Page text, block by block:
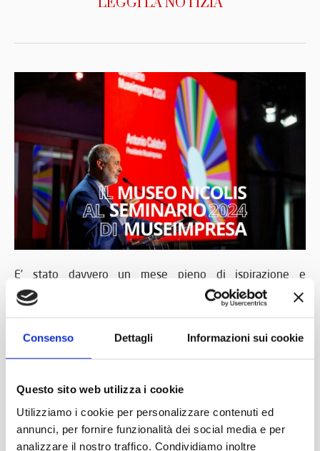
Consenso Dettagli Informazioni sui cookie
Questo sito web utilizza i cookie
Utilizziamo i cookie per personalizzare contenuti ed
annunci, per fornire funzionalità dei social media e per
analizzare il nostro traffico. Condividiamo inoltre
E’ stato davvero un mese pieno di ispirazione e
nutrimento per la mente e il cuore! Abbiamo
partecipato al
, di cui sono
vicepresidente, che ha riunito a Torino150 archivi e
“La cultura d’impresa è pop”è stato il filo conduttore
un evento durato tre giorni con relatori di rilievo, tra cui il
presidenteAntonio Calabrò(Pirelli),Alessandra
Bianco(Lavazza Group),Christian Greco